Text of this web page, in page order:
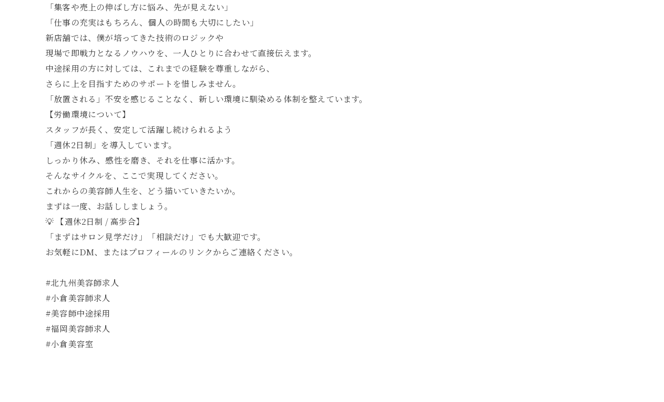
「集客や売上の伸ばし方に悩み、先が見えない」
「仕事の充実はもちろん、個人の時間も大切にしたい」
新店舗では、僕が培ってきた技術のロジックや
現場で即戦力となるノウハウを、一人ひとりに合わせて直接伝えます。
中途採用の方に対しては、これまでの経験を尊重しながら、
さらに上を目指すためのサポートを惜しみません。
「放置される」不安を感じることなく、新しい環境に馴染める体制を整えています。
【労働環境について】
スタッフが長く、安定して活躍し続けられるよう
「週休2日制」を導入しています。
しっかり休み、感性を磨き、それを仕事に活かす。
そんなサイクルを、ここで実現してください。
これからの美容師人生を、どう描いていきたいか。
まずは一度、お話ししましょう。
💡 【週休2日制 / 高歩合】
「まずはサロン見学だけ」「相談だけ」でも大歓迎です。
お気軽にDM、またはプロフィールのリンクからご連絡ください。
#北九州美容師求人
#小倉美容師求人
#美容師中途採用
#福岡美容師求人
#小倉美容室